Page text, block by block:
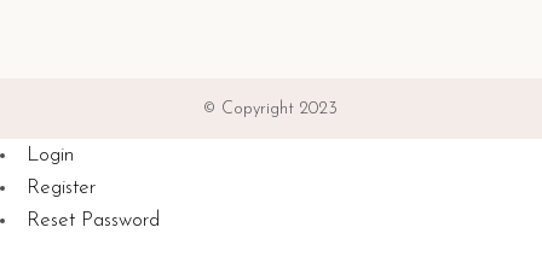
© Copyright 2023
Login
Register
Reset Password